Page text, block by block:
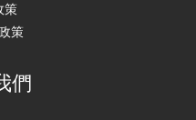
策
策
們